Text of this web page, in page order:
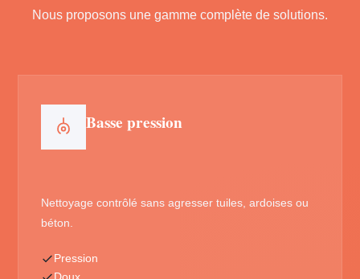
Nous proposons une gamme complète de solutions.
Basse pression
Nettoyage contrôlé sans agresser tuiles, ardoises ou
béton.
Pression